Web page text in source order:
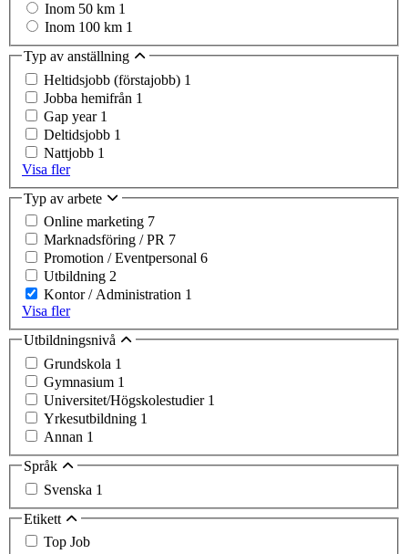
Inom 50 km 1
Inom 100 km 1
Typ av anställning
Heltidsjobb (förstajobb) 1
Jobba hemifrån 1
Gap year 1
Deltidsjobb 1
Nattjobb 1
Visa fler
Typ av arbete
Online marketing 7
Marknadsföring / PR 7
Promotion / Eventpersonal 6
Utbildning 2
Kontor / Administration 1
Visa fler
Utbildningsnivå
Grundskola 1
Gymnasium 1
Universitet/Högskolestudier 1
Yrkesutbildning 1
Annan 1
Språk
Svenska 1
Etikett
Top Job